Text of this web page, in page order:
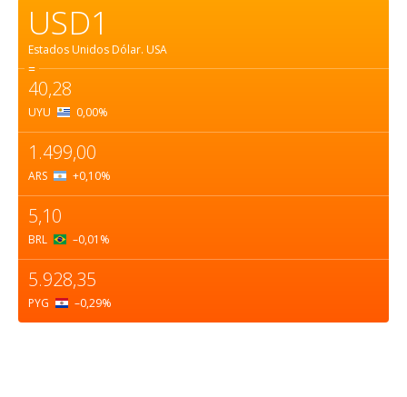
USD1
Estados Unidos Dólar. USA
=
40,28
UYU 0,00%
1.499,00
ARS +0,10%
5,10
BRL –0,01 %
5.928,35
PYG –0,29%